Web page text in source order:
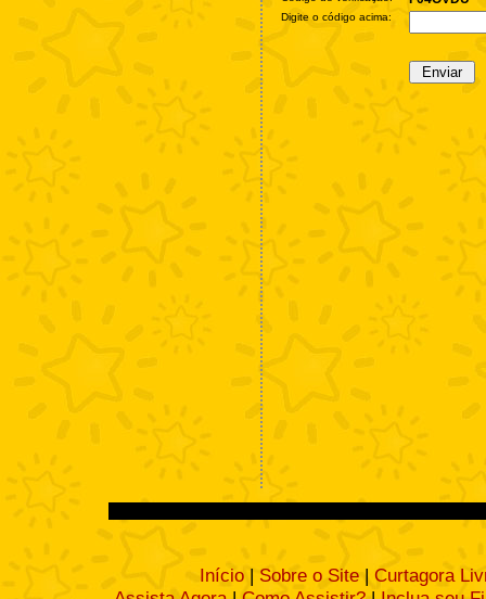
Digite o código acima:
Início | Sobre o Site | Curtagora